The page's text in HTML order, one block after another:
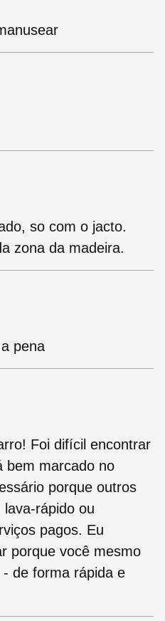
so com o jacto.
zona da madeira.
pena
Foi difícil encontrar
bem marcado no
porque outros
rápido ou
pagos. Eu
porque você mesmo
de forma rápida e